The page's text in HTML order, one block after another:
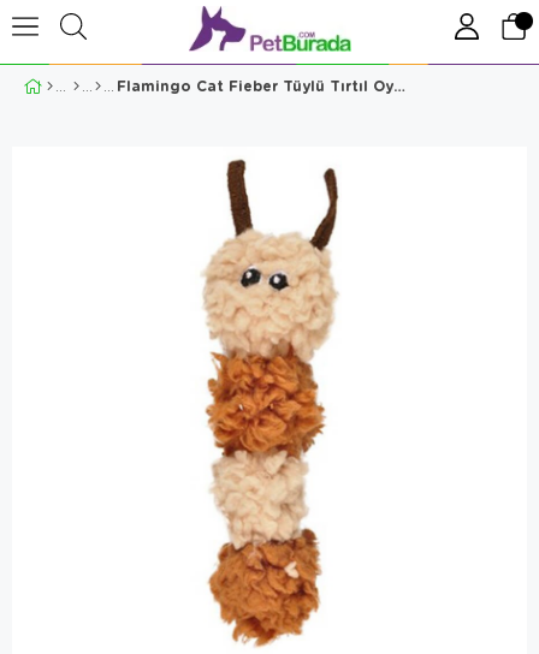
Flamingo Cat Fieber Tüylü Tırtıl Oyuncak